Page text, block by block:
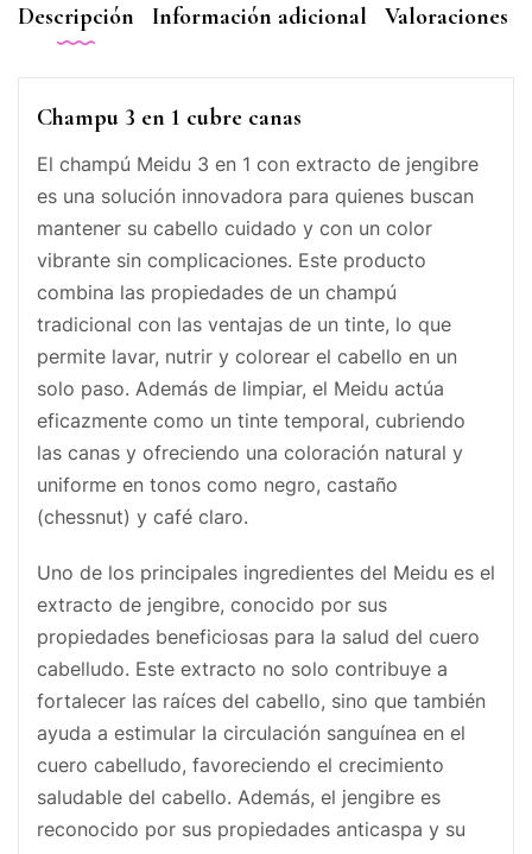
Descripción Información adicional Valoraciones
Champu 3 en 1 cubre canas
El champú Meidu 3 en 1 con extracto de jengibre
es una solución innovadora para quienes buscan
mantener su cabello cuidado y con un color
vibrante sin complicaciones. Este producto
combina las propiedades de un champú
tradicional con las ventajas de un tinte, lo que
permite lavar, nutrir y colorear el cabello en un
solo paso. Además de limpiar, el Meidu actúa
eficazmente como un tinte temporal, cubriendo
las canas y ofreciendo una coloración natural y
uniforme en tonos como negro, castaño
(chessnut) y café claro.
Uno de los principales ingredientes del Meidu es el
extracto de jengibre, conocido por sus
propiedades beneficiosas para la salud del cuero
cabelludo. Este extracto no solo contribuye a
fortalecer las raíces del cabello, sino que también
ayuda a estimular la circulación sanguínea en el
cuero cabelludo, favoreciendo el crecimiento
saludable del cabello. Además, el jengibre es
reconocido por sus propiedades anticaspa y su